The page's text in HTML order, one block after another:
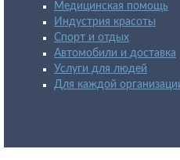
Медицинская помощь
Индустрия красоты
Спорт и отдых
Автомобили и доставка
Услуги для людей
Для каждой